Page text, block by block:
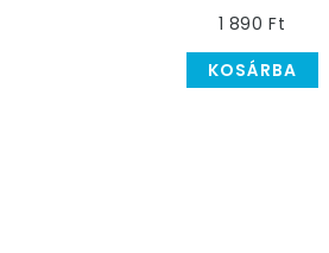
Zászlófüzér - 5 m
1 890 Ft
KOSÁRBA